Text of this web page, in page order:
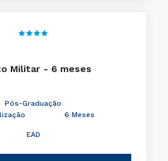
Militar - 6 meses
Pós-Graduação
6 Meses
EAD